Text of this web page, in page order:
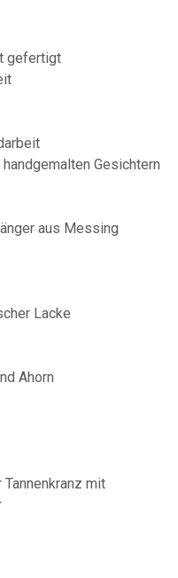
gefertigt
Gesichtern
aus Messing
Lacke
Ahorn
mit